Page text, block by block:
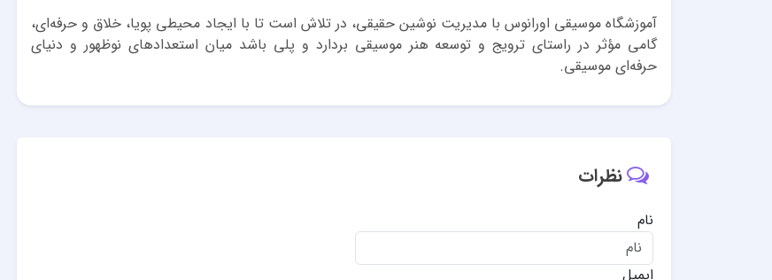
آموزشگاه موسیقی اورانوس با مدیریت نوشین حقیقی، در تلاش است تا با ایجاد محیطی پویا، خلاق و حرفه‌ای،
گامی مؤثر در راستای ترویج و توسعه هنر موسیقی بردارد و پلی باشد میان استعدادهای نوظهور و دنیای
حرفه‌ای موسیقی.
نظرات
نام
ایمیل